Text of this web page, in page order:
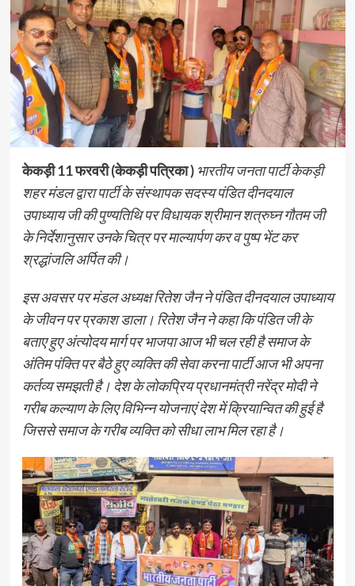
केकड़ी 11 फरवरी (केकड़ी पत्रिका ) भारतीय जनता पार्टी केकड़ी
शहर मंडल द्वारा पार्टी के संस्थापक सदस्य पंडित दीनदयाल
उपाध्याय जी की पुण्यतिथि पर विधायक श्रीमान शत्रुघ्न गौतम जी
के निर्देशानुसार उनके चित्र पर माल्यार्पण कर व पुष्प भेंट कर
श्रद्धांजलि अर्पित की।
इस अवसर पर मंडल अध्यक्ष रितेश जैन ने पंडित दीनदयाल उपाध्याय
के जीवन पर प्रकाश डाला। रितेश जैन ने कहा कि पंडित जी के
बताए हुए अंत्योदय मार्ग पर भाजपा आज भी चल रही है समाज के
अंतिम पंक्ति पर बैठे हुए व्यक्ति की सेवा करना पार्टी आज भी अपना
कर्तव्य समझती है। देश के लोकप्रिय प्रधानमंत्री नरेंद्र मोदी ने
गरीब कल्याण के लिए विभिन्न योजनाएं देश में क्रियान्वित की हुई है
जिससे समाज के गरीब व्यक्ति को सीधा लाभ मिल रहा है।